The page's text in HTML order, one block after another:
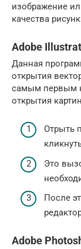
изображение
качества
Adobe
Данная
открытия
самым первым
открытия
Отрыть
Это
После
Adobe